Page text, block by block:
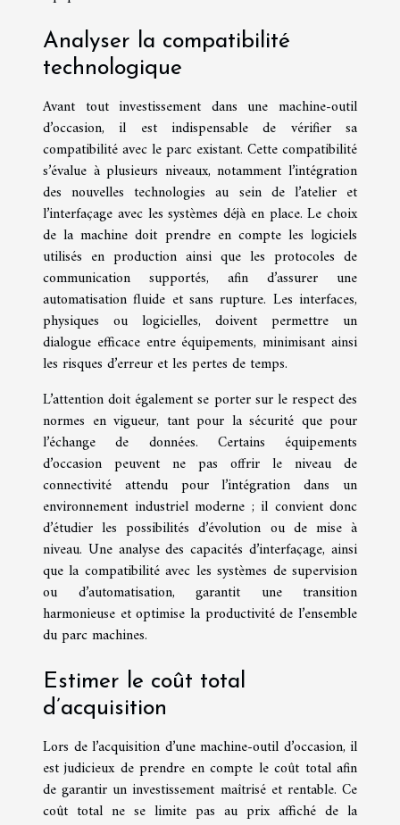
Analyser la compatibilité
technologique
Avant tout investissement dans une machine-outil
d’occasion, il est indispensable de vérifier sa
compatibilité avec le parc existant. Cette compatibilité
s’évalue à plusieurs niveaux, notamment l’intégration
des nouvelles technologies au sein de l’atelier et
l’interfaçage avec les systèmes déjà en place. Le choix
de la machine doit prendre en compte les logiciels
utilisés en production ainsi que les protocoles de
communication supportés, afin d’assurer une
automatisation fluide et sans rupture. Les interfaces,
physiques ou logicielles, doivent permettre un
dialogue efficace entre équipements, minimisant ainsi
les risques d’erreur et les pertes de temps.
L’attention doit également se porter sur le respect des
normes en vigueur, tant pour la sécurité que pour
l’échange de données. Certains équipements
d’occasion peuvent ne pas offrir le niveau de
connectivité attendu pour l’intégration dans un
environnement industriel moderne ; il convient donc
d’étudier les possibilités d’évolution ou de mise à
niveau. Une analyse des capacités d’interfaçage, ainsi
que la compatibilité avec les systèmes de supervision
ou d’automatisation, garantit une transition
harmonieuse et optimise la productivité de l’ensemble
du parc machines.
Estimer le coût total
d’acquisition
Lors de l’acquisition d’une machine-outil d’occasion, il
est judicieux de prendre en compte le coût total afin
de garantir un investissement maîtrisé et rentable. Ce
coût total ne se limite pas au prix affiché de la